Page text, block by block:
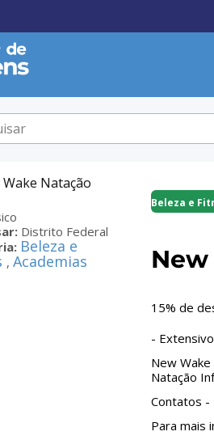
Distrito Federal
Beleza e
, Academias
Beleza e
15% de
-
New
Natação
Contatos -
Para mais